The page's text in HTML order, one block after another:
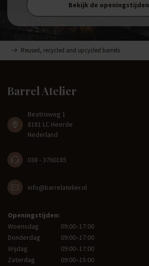
Bekijk de openingstijden
Reused, recycled and upcycled barrels
Barrel Atelier
Beatrixweg 1
8181 LC Heerde
Nederland
038 - 3760185
info@barrelatelier.nl
Openingstijden:
Woensdag
09:00–17:00
Donderdag
09:00–17:00
Vrijdag
09:00–17:00
Zaterdag
09:00–15:00